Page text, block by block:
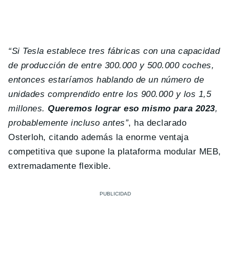
“Si Tesla establece tres fábricas con una capacidad
de producción de entre 300.000 y 500.000 coches,
entonces estaríamos hablando de un número de
unidades comprendido entre los 900.000 y los 1,5
millones.Queremos lograr eso mismo para 2023,
probablemente incluso antes”, ha declarado
Osterloh, citando además la enorme ventaja
competitiva que supone la plataforma modular MEB,
extremadamente flexible.